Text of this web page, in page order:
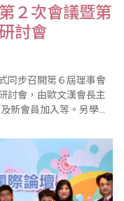
２次會議暨第
討會
同步召開第６屆理事會
討會，由歐文漢會長主
新會員加入等。另學術